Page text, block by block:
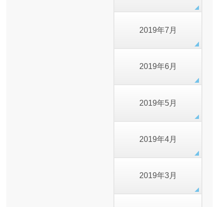
2019年7月
2019年6月
2019年5月
2019年4月
2019年3月